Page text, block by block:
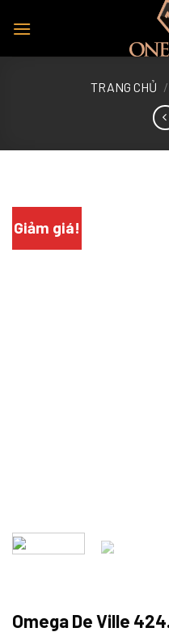
TRANG CHỦ /
Giảm giá!
Omega De Ville